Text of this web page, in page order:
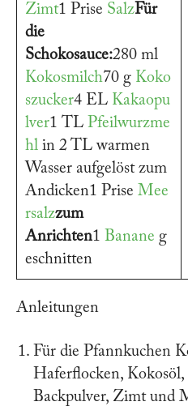
Zimt1 Prise SalzFür
die
Schokosauce:280 ml
Kokosmilch70 g Koko
szucker4 EL Kakaopu
lver1 TL Pfeilwurzme
hl in 2 TL warmen
Wasser aufgelöst zum
Andicken1 Prise Mee
rsalzzum
Anrichten1 Banane g
eschnitten
Anleitungen
Für die Pfannkuchen
Haferflocken, Kokosöl,
Backpulver, Zimt und